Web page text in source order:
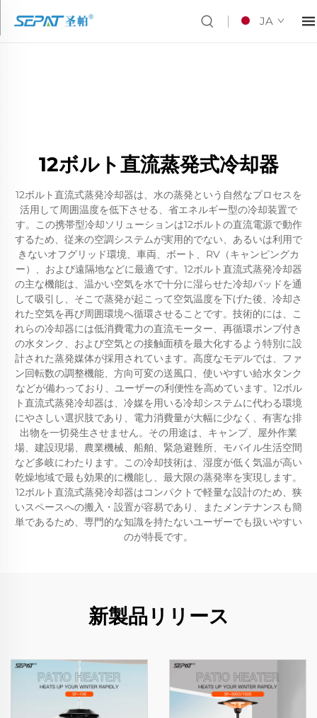
JA
12ボルト直流蒸発式冷却器
12ボルト直流式蒸発冷却器は、水の蒸発という自然なプロセスを
活用して周囲温度を低下させる、省エネルギー型の冷却装置で
す。この携帯型冷却ソリューションは12ボルトの直流電源で動作
するため、従来の空調システムが実用的でない、あるいは利用で
きないオフグリッド環境、車両、ボート、RV（キャンピングカ
ー）、および遠隔地などに最適です。12ボルト直流式蒸発冷却器
の主な機能は、温かい空気を水で十分に湿らせた冷却パッドを通
して吸引し、そこで蒸発が起こって空気温度を下げた後、冷却さ
れた空気を再び周囲環境へ循環させることです。技術的には、こ
れらの冷却器には低消費電力の直流モーター、再循環ポンプ付き
の水タンク、および空気との接触面積を最大化するよう特別に設
計された蒸発媒体が採用されています。高度なモデルでは、ファ
ン回転数の調整機能、方向可変の送風口、使いやすい給水タンク
などが備わっており、ユーザーの利便性を高めています。12ボル
ト直流式蒸発冷却器は、冷媒を用いる冷却システムに代わる環境
にやさしい選択肢であり、電力消費量が大幅に少なく、有害な排
出物を一切発生させません。その用途は、キャンプ、屋外作業
場、建設現場、農業機械、船舶、緊急避難所、モバイル生活空間
など多岐にわたります。この冷却技術は、湿度が低く気温が高い
乾燥地域で最も効果的に機能し、最大限の蒸発率を実現します。
12ボルト直流式蒸発冷却器はコンパクトで軽量な設計のため、狭
いスペースへの搬入・設置が容易であり、またメンテナンスも簡
単であるため、専門的な知識を持たないユーザーでも扱いやすい
のが特長です。
新製品リリース